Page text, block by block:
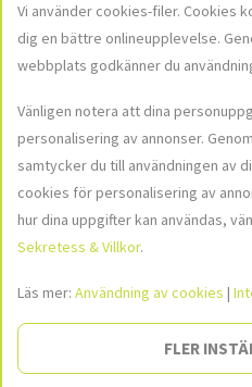
Kontakta oss
kundservice@xsleksaker.se
Sociala medier
Häng med oss i våra sociala
de senaste nyheterna och
Social
Bild
inte
Bild
inte
inte
Vi använder cookies-filer. Cookies
dig en bättre onlineupplevelse.
webbplats godkänner du
Vänligen notera att dina
personalisering av annonser.
samtycker du till användningen av
cookies för personalisering av
hur dina uppgifter kan användas,
Sekretess & Villkor.
Läs mer: Användning av cookies |
FLER